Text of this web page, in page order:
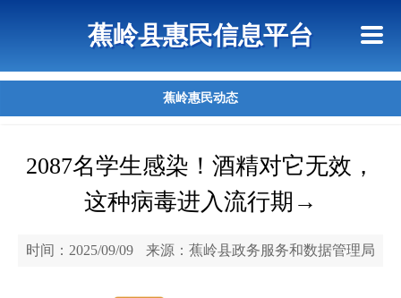
蕉岭县惠民信息平台
蕉岭惠民动态
2087名学生感染！酒精对它无效，
这种病毒进入流行期→
时间：2025/09/09 来源：蕉岭县政务服务和数据管理局